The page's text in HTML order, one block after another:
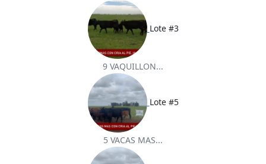
Lote #3
9 VAQUILLON...
Lote #5
5 VACAS MAS...